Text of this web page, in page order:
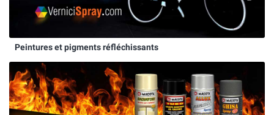
Peintures et pigments réfléchissants